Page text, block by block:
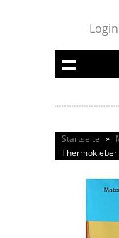
Login
Startseite »
Thermokleber